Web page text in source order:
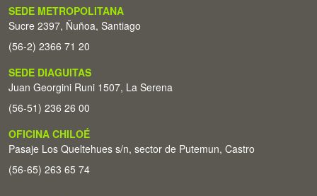
SEDE METROPOLITANA
Sucre 2397, Ñuñoa, Santiago
(56-2) 2366 71 20
SEDE DIAGUITAS
Juan Georgini Runi 1507, La Serena
(56-51) 236 26 00
OFICINA CHILOÉ
Pasaje Los Queltehues s/n, sector de Putemun, Castro
(56-65) 263 65 74